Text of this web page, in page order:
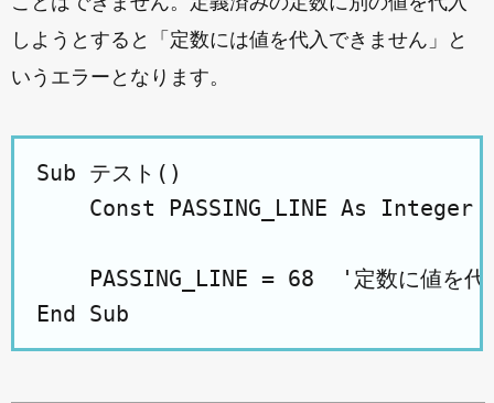
しようとすると「定数には値を代入できません」と
いうエラーとなります。
Sub テスト()
Const PASSING_LINE As Integer
PASSING_LINE = 68  '定数に値を代